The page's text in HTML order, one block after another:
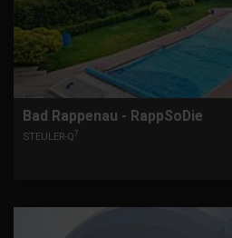
Bad Rappenau - RappSoDie
STEULER-Q7